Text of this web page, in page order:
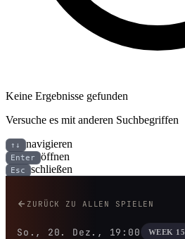
Keine Ergebnisse gefunden
Versuche es mit anderen Suchbegriffen
↑↓ navigieren
Enter öffnen
Esc schließen
ZURÜCK ZU ALLEN SPIELEN
So., 20. Dez., 19:00 WEEK 15